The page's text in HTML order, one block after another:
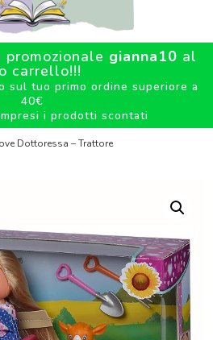
gianna10 al
carrello!!!
sul tuo primo ordine superiore a
40€
i prodotti scontati
Dottoressa – Trattore